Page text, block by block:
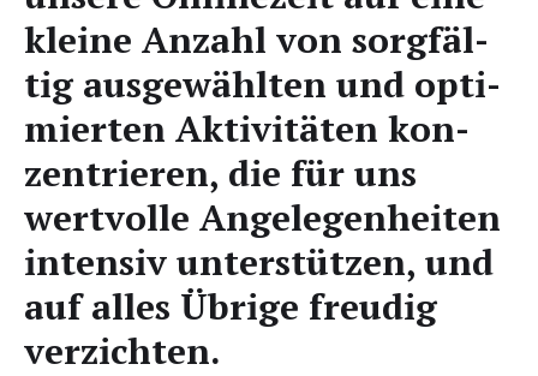
klei­ne Anzahl von sorg­fäl­
tig aus­ge­wähl­ten und opti­
mier­ten Akti­vi­tä­ten kon­
zen­trie­ren, die für uns
wert­vol­le Ange­le­gen­hei­ten
inten­siv unter­stüt­zen, und
auf alles Übri­ge freu­dig
verzichten.